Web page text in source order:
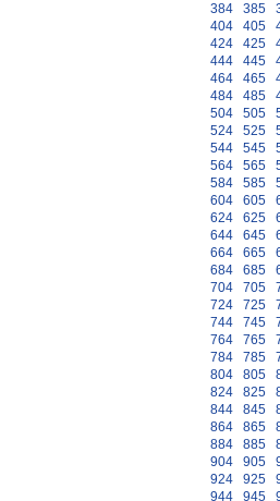
384
385
404
405
424
425
444
445
464
465
484
485
504
505
524
525
544
545
564
565
584
585
604
605
624
625
644
645
664
665
684
685
704
705
724
725
744
745
764
765
784
785
804
805
824
825
844
845
864
865
884
885
904
905
924
925
944
945